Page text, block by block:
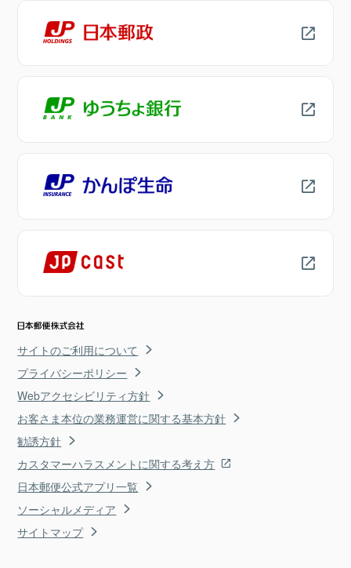
サイトのご利用について
プライバシーポリシー
Webアクセシビリティ方針
お客さま本位の業務運営に関する基本方針
勧誘方針
カスタマーハラスメントに関する考え方
日本郵便公式アプリ一覧
ソーシャルメディア
サイトマップ